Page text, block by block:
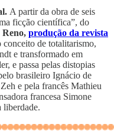
A partir da obra de seis
ficção científica”, do
produção da revista
conceito de totalitarismo,
e transformado em
e passa pelas distopias
brasileiro Ignácio de
e pela francês Mathieu
francesa Simone
liberdade.